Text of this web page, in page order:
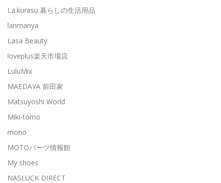
La.kurasu 暮らしの生活用品
lanmanya
Lasa Beauty
loveplus楽天市場店
LuluMix
MAEDAYA 前田家
Matsuyoshi World
Miki-tomo
mono
MOTOパーツ情報館
My shoes
NASLUCK DIRECT